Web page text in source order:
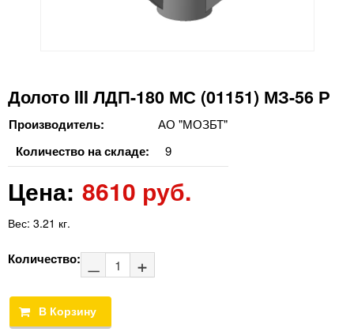
Долото III ЛДП-180 МС (01151) МЗ-56 Р
Производитель: АО "МОЗБТ"
Количество на складе: 9
Цена: 8610 руб.
Вес: 3.21 кг.
Количество: